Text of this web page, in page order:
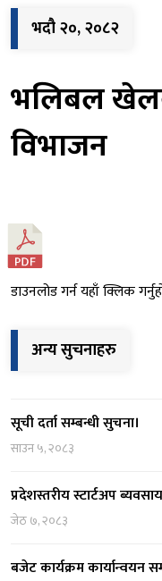
भदौ २०, २०८२
भलिबल
विभाजन
डाउनलोड गर्न यहाँ क्लिक
अन्य सुचनाहरु
सूची दर्ता सम्बन्धी सुचना।
साउन ५, २०८३
प्रदेशस्तरीय स्टार्टअप
जेठ ७, २०८३
बजेट कार्यक्रम कार्यान्वयन